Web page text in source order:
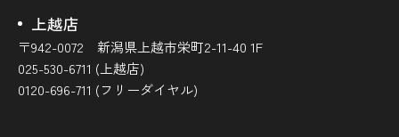
上越店
〒942-0072 新潟県上越市栄町2-11-40 1F
025-530-6711 (上越店)
0120-696-711 (フリーダイヤル)